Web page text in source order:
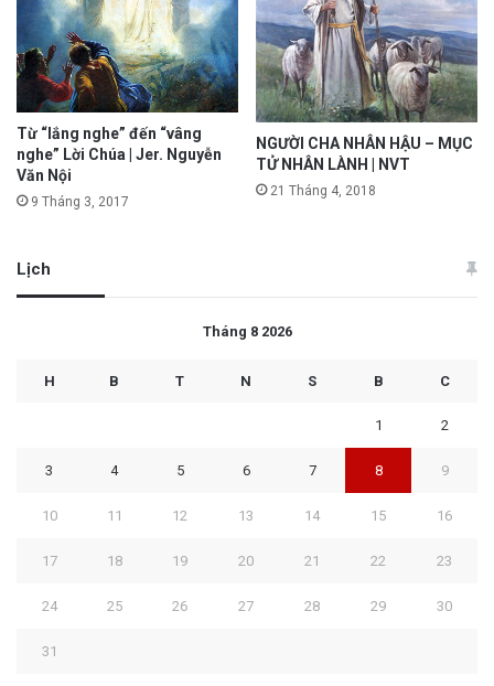
Từ “lắng nghe” đến “vâng
nghe” Lời Chúa | Jer. Nguyễn
Văn Nội
9 Tháng 3, 2017
NGƯỜI CHA NHÂN HẬU – MỤC
TỬ NHÂN LÀNH | NVT
21 Tháng 4, 2018
Lịch
Tháng 8 2026
H B T N S B C
1 2
3 4 5 6 7 8 9
10 11 12 13 14 15 16
17 18 19 20 21 22 23
24 25 26 27 28 29 30
31